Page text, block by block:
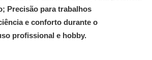
Precisão para trabalhos
e conforto durante o
profissional e hobby.